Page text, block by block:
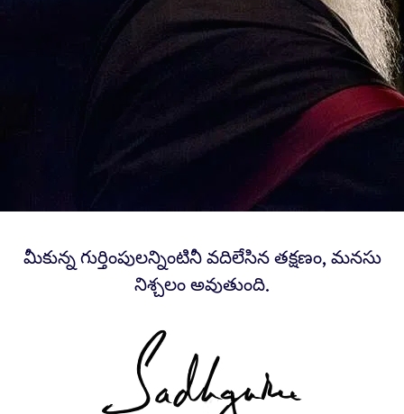
మీకున్న గుర్తింపులన్నింటినీ వదిలేసిన తక్షణం, మనసు
నిశ్చలం అవుతుంది.